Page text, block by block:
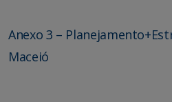
Anexo 3 –
Maceió